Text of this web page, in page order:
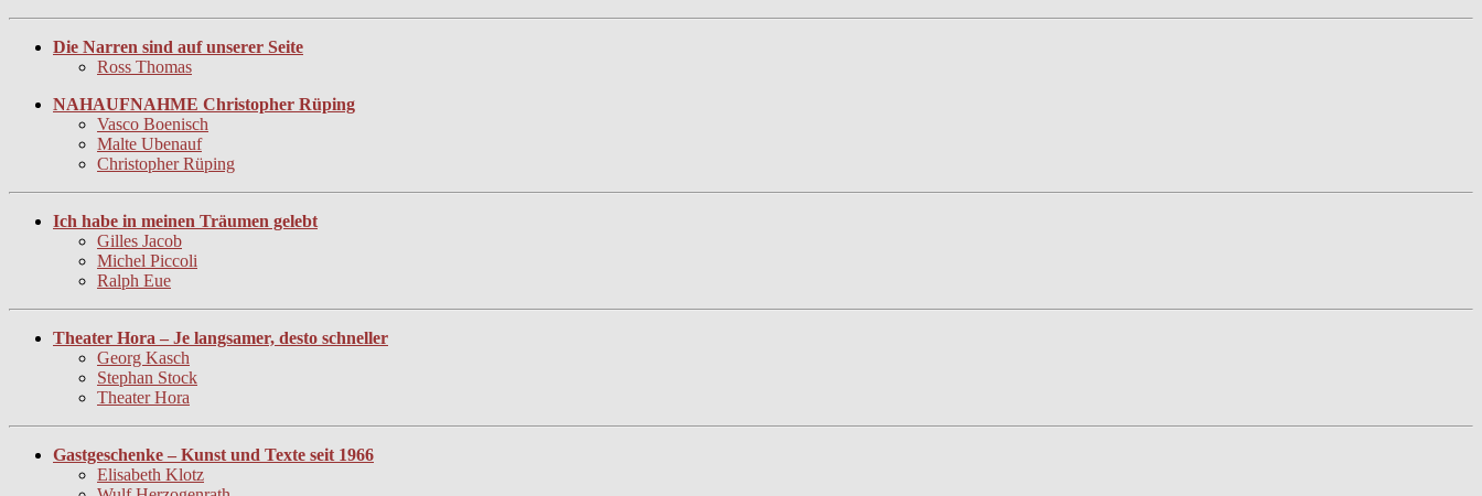
Die Narren sind auf unserer Seite
Ross Thomas
NAHAUFNAHME Christopher Rüping
Vasco Boenisch
Malte Ubenauf
Christopher Rüping
Ich habe in meinen Träumen gelebt
Gilles Jacob
Michel Piccoli
Ralph Eue
Theater Hora – Je langsamer, desto schneller
Georg Kasch
Stephan Stock
Theater Hora
Gastgeschenke – Kunst und Texte seit 1966
Elisabeth Klotz